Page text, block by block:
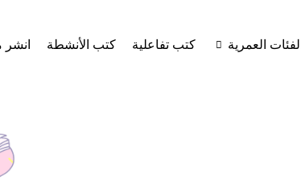
الفئات العمرية كتب تفاعلية كتب الأنشطة انشر